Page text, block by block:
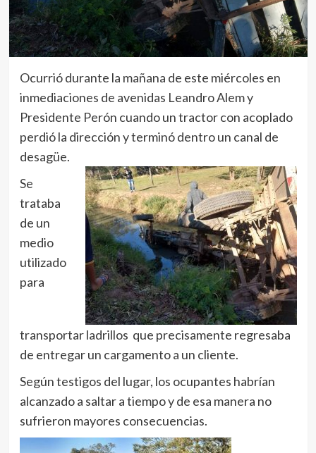
Ocurrió durante la mañana de este miércoles en
inmediaciones de avenidas Leandro Alem y
Presidente Perón cuando un tractor con acoplado
perdió la dirección y terminó dentro un canal de
desagüe.
Se
trataba
de un
medio
utilizado
para
transportar ladrillos que precisamente regresaba
de entregar un cargamento a un cliente.
Según testigos del lugar, los ocupantes habrían
alcanzado a saltar a tiempo y de esa manera no
sufrieron mayores consecuencias.